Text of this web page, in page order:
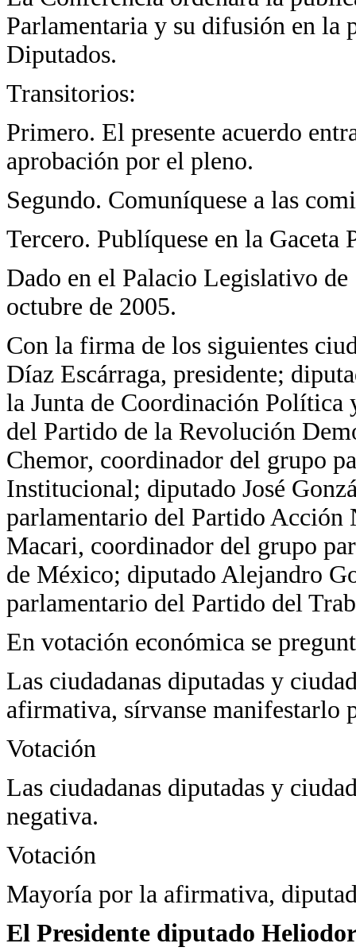
Parlamentaria y su difusión en la
Diputados.
Transitorios:
Primero. El presente acuerdo
aprobación por el pleno.
Segundo. Comuníquese a las
Tercero. Publíquese en la Gaceta
Dado en el Palacio Legislativo de
octubre de 2005.
Con la firma de los siguientes
Díaz Escárraga, presidente;
la Junta de Coordinación
del Partido de la Revolución
Chemor, coordinador del grupo
Institucional; diputado José
parlamentario del Partido Acción
Macari, coordinador del grupo
de México; diputado Alejandro
parlamentario del Partido del
En votación económica se
Las ciudadanas diputadas y
afirmativa, sírvanse manifestarlo
Votación
Las ciudadanas diputadas y
negativa.
Votación
Mayoría por la afirmativa,
El Presidente diputado